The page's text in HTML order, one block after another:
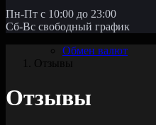
Пн-Пт с 10:00 до 23:00
Сб-Вс свободный график
Обмен валют
Отзывы
Отзывы